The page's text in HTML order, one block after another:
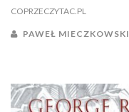
COPRZECZYTAC.PL
PAWEŁ MIECZKOWSKI